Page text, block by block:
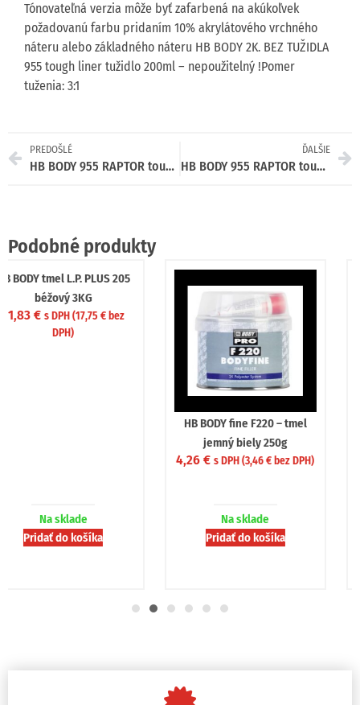
Tónovateľná verzia môže byť zafarbená na akúkoľvek
požadovanú farbu pridaním 10% akrylátového vrchného
náteru alebo základného náteru HB BODY 2K. BEZ TUŽIDLA
955 tough liner tužidlo 200ml – nepoužitelný !Pomer
tuženia: 3:1
PREDOŠLÉ
HB BODY 955 RAPTOR tough liner – 2k polyuretán textúra set / báza + tužidlo + farba /RAL 1034 900ml
ĎALŠIE
HB BODY 955 RAPTOR tough liner – 2k polyuretán textúra set / báza + tužidlo + farba /RAL 2000 900ml
Podobné produkty
Na sklade
Pridať do košíka
HB BODY ALU F255 – tmel s
hliníkom strieborný 250g
3,44€ s DPH (2,80€bez DPH)
Na sklade
Pridať do košíka